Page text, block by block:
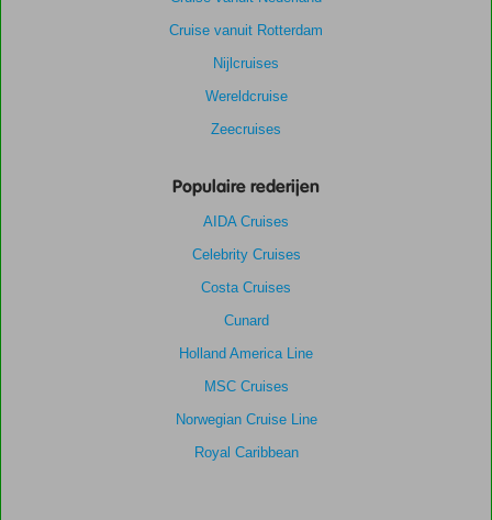
Cruise vanuit Rotterdam
Nijlcruises
Wereldcruise
Zeecruises
Populaire rederijen
AIDA Cruises
Celebrity Cruises
Costa Cruises
Cunard
Holland America Line
MSC Cruises
Norwegian Cruise Line
Royal Caribbean